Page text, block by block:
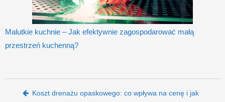
Malutkie kuchnie – Jak efektywnie zagospodarować małą
przestrzeń kuchenną?
Post navigation
Koszt drenażu opaskowego: co wpływa na cenę i jak